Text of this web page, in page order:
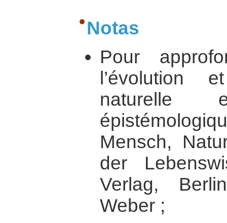
Notas
Pour
l’évolution
Mensch,
der
Verlag,
Weber ;